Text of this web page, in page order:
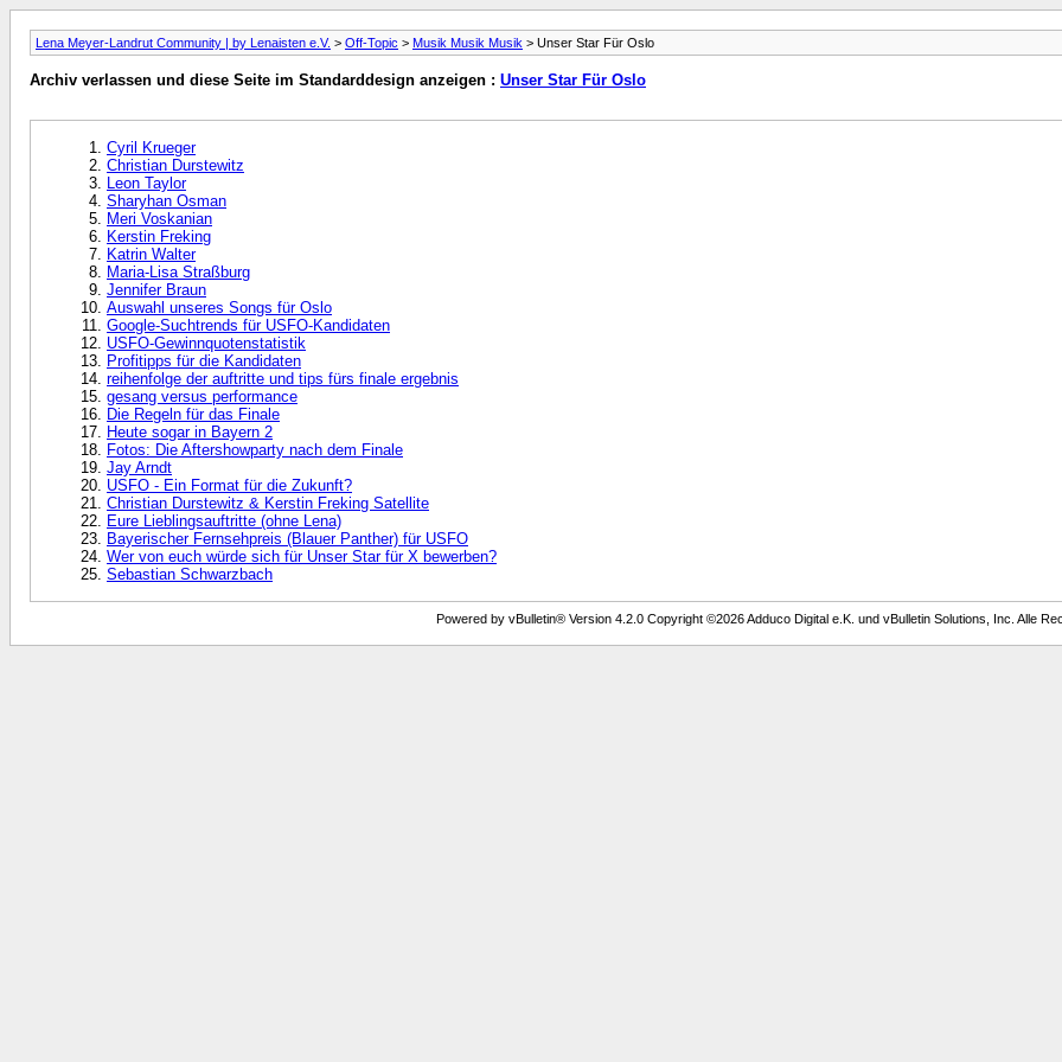
Lena Meyer-Landrut Community | by Lenaisten e.V. > Off-Topic > Musik Musik Musik > Unser Star Für Oslo
Archiv verlassen und diese Seite im Standarddesign anzeigen : Unser Star Für Oslo
Cyril Krueger
Christian Durstewitz
Leon Taylor
Sharyhan Osman
Meri Voskanian
Kerstin Freking
Katrin Walter
Maria-Lisa Straßburg
Jennifer Braun
Auswahl unseres Songs für Oslo
Google-Suchtrends für USFO-Kandidaten
USFO-Gewinnquotenstatistik
Profitipps für die Kandidaten
reihenfolge der auftritte und tips fürs finale ergebnis
gesang versus performance
Die Regeln für das Finale
Heute sogar in Bayern 2
Fotos: Die Aftershowparty nach dem Finale
Jay Arndt
USFO - Ein Format für die Zukunft?
Christian Durstewitz & Kerstin Freking Satellite
Eure Lieblingsauftritte (ohne Lena)
Bayerischer Fernsehpreis (Blauer Panther) für USFO
Wer von euch würde sich für Unser Star für X bewerben?
Sebastian Schwarzbach
Powered by vBulletin® Version 4.2.0 Copyright ©2026 Adduco Digital e.K. und vBulletin Solutions, Inc. Alle